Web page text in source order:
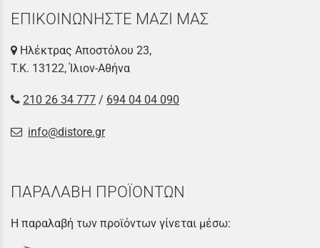
ΕΠΙΚΟΙΝΩΝΗΣΤΕ ΜΑΖΙ ΜΑΣ
Ηλέκτρας Αποστόλου 23,
Τ.Κ. 13122, Ίλιον-Αθήνα
210 26 34 777 / 694 04 04 090
info@distore.gr
ΠΑΡΑΛΑΒΗ ΠΡΟΪΟΝΤΩΝ
Η παραλαβή των προϊόντων γίνεται μέσω: